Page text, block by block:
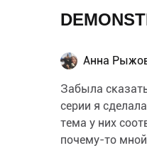
Анна
Забыла
серии я
тема у них
почему-то